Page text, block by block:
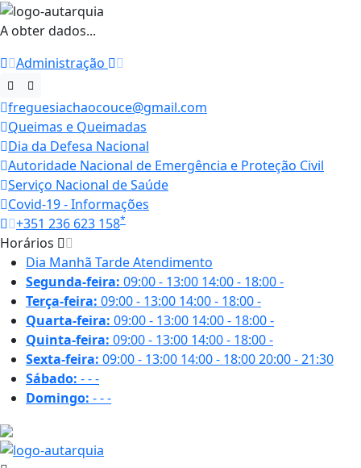
A obter dados...
Administração
freguesiachaocouce@gmail.com
Queimas e Queimadas
Dia da Defesa Nacional
Autoridade Nacional de Emergência e Proteção Civil
Serviço Nacional de Saúde
Covid-19 - Informações
+351 236 623 158*
Horários
Dia Manhã TardeAtendimento
Segunda-feira: 09:00 - 13:00 14:00 - 18:00-
Terça-feira: 09:00 - 13:00 14:00 - 18:00-
Quarta-feira: 09:00 - 13:00 14:00 - 18:00-
Quinta-feira: 09:00 - 13:00 14:00 - 18:00-
Sexta-feira: 09:00 - 13:00 14:00 - 18:0020:00 - 21:30
Sábado: ---
Domingo: ---